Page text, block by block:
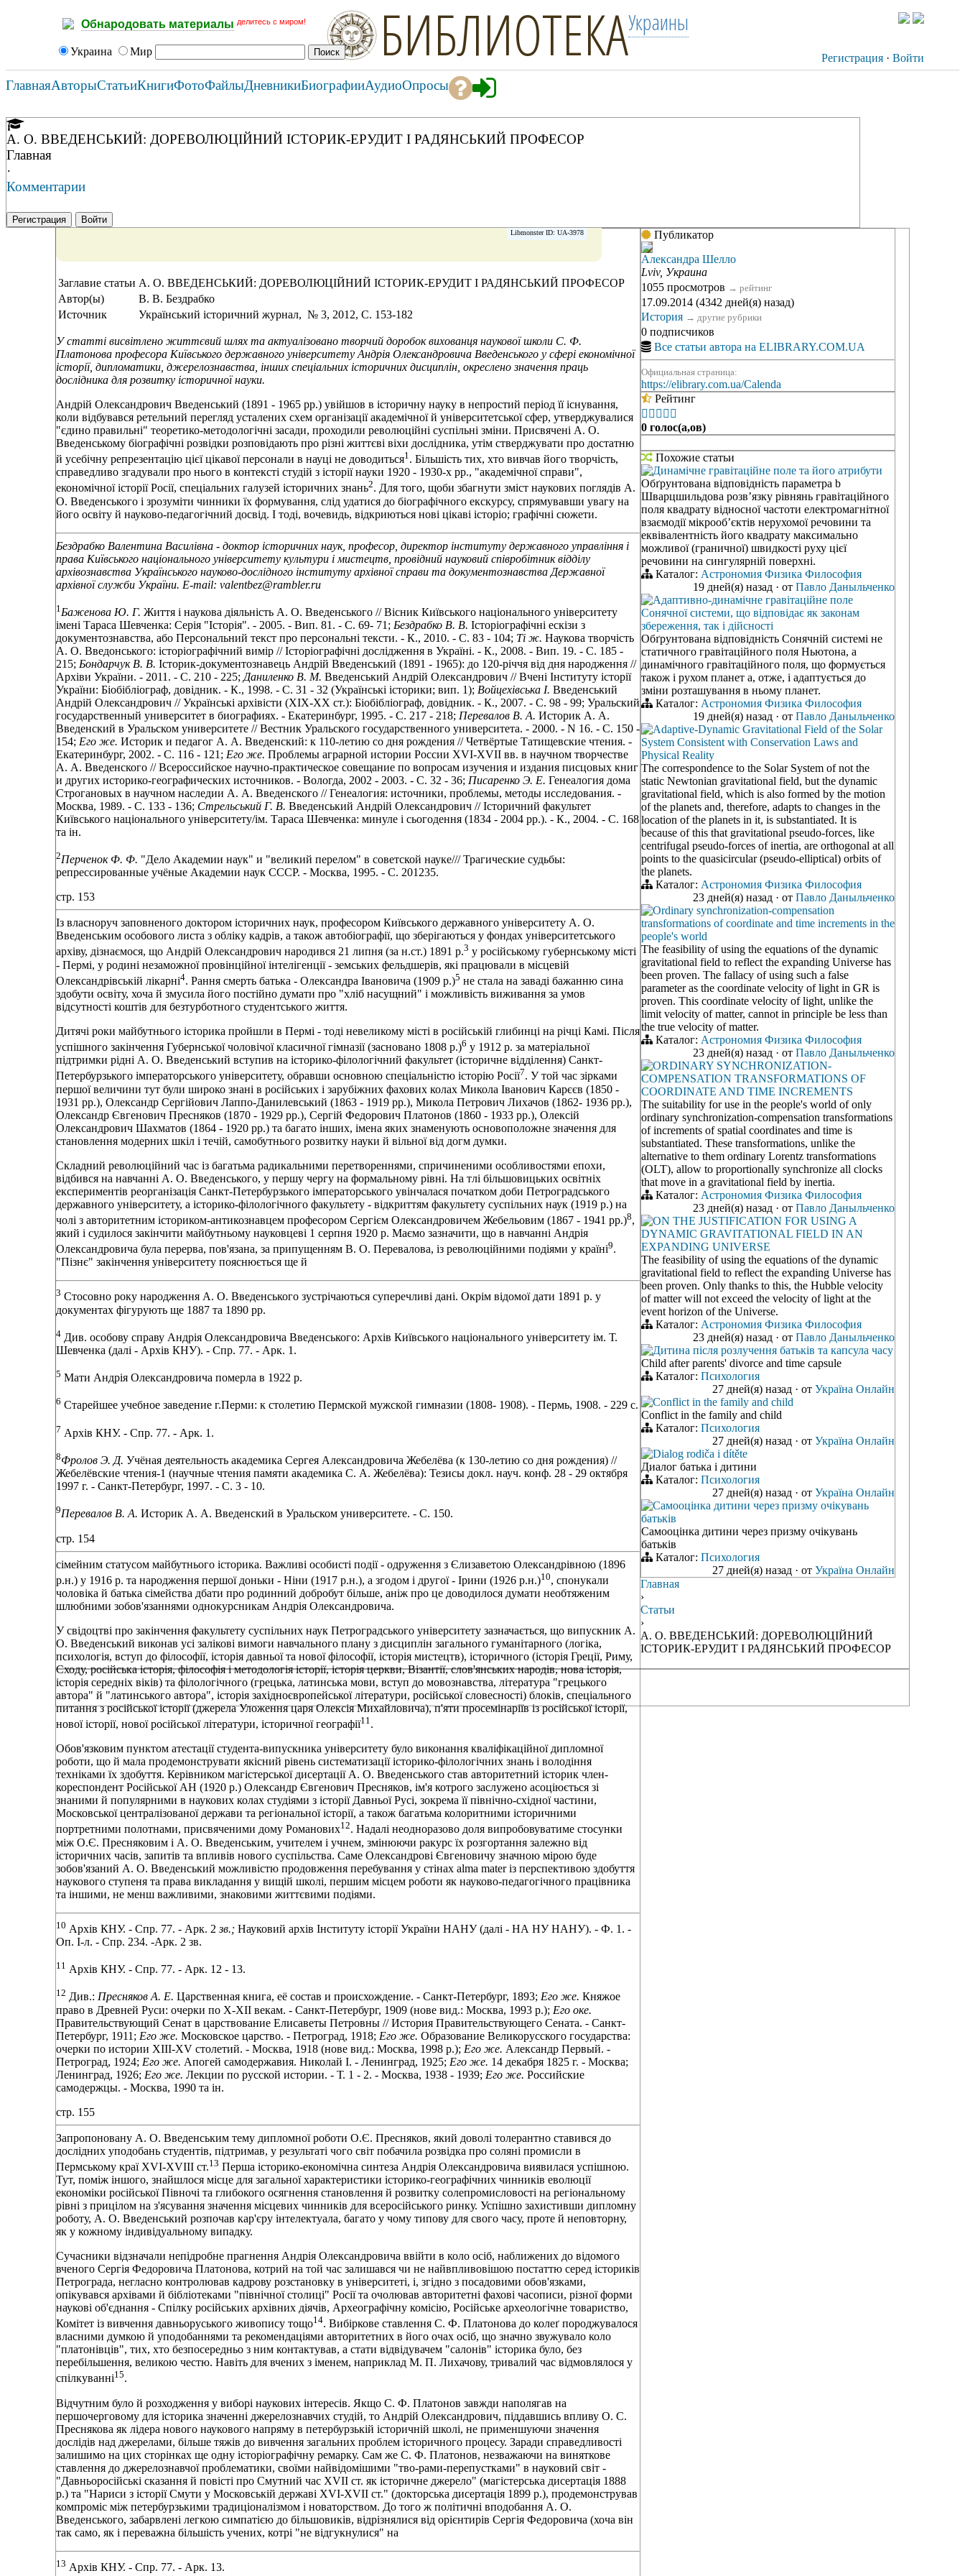
Обнародовать материалы делитесь с миром!
Украина Мир БИБЛИОТЕКАУкраины
Регистрация · Войти
ГлавнаяАвторыСтатьиКнигиФотоФайлыДневникиБиографииАудиоОпросы
А. О. ВВЕДЕНСЬКИЙ: ДОРЕВОЛЮЦІЙНИЙ ІСТОРИК-ЕРУДИТ І РАДЯНСЬКИЙ ПРОФЕСОР
Главная
·
Комментарии
Регистрация Войти
Libmonster ID: UA-3978
Заглавие статьи А. О. ВВЕДЕНСЬКИЙ: ДОРЕВОЛЮЦІЙНИЙ ІСТОРИК-ЕРУДИТ І РАДЯНСЬКИЙ ПРОФЕСОР
Автор(ы)
В. В. Бездрабко
Источник
Український історичний журнал, № 3, 2012, C. 153-182
У статті висвітлено життєвий шлях та актуалізовано творчий доробок вихованця наукової школи С. Ф.
Платонова професора Київського державного університету Андрія Олександровича Введенського у сфері економічної
історії, дипломатики, джерелознавства, інших спеціальних історичних дисциплін, окреслено значення праць
дослідника для розвитку історичної науки.
Андрій Олександрович Введенський (1891 - 1965 рр.) увійшов в історичну науку в непростий період її існування,
коли відбувався ретельний перегляд усталених схем організації академічної й університетської сфер, утверджувалися
"єдино правильні" теоретико-методологічні засади, проходили революційні суспільні зміни. Присвячені А. О.
Введенському біографічні розвідки розповідають про різні життєві віхи дослідника, утім стверджувати про достатню
й усебічну репрезентацію цієї цікавої персонали в науці не доводиться1. Більшість тих, хто вивчав його творчість,
справедливо згадували про нього в контексті студій з історії науки 1920 - 1930-х рр., "академічної справи",
економічної історії Росії, спеціальних галузей історичних знань2. Для того, щоби збагнути зміст наукових поглядів А.
О. Введенського і зрозуміти чинники їх формування, слід удатися до біографічного екскурсу, спрямувавши увагу на
його освіту й науково-педагогічний досвід. І тоді, вочевидь, відкриються нові цікаві історіо; графічні сюжети.
Бездрабко Валентина Василівна - доктор історичних наук, професор, директор інституту державного управління і
права Київського національного університету культури і мистецтв, провідний науковий співробітник відділу
архівознавства Українського науково-дослідного інституту архівної справи та документознавства Державної
архівної служби України. E-mail: valentbez@rambler.ru
1 Баженова Ю. Г. Життя і наукова діяльність А. О. Введенського // Вісник Київського національного університету
імені Тараса Шевченка: Серія "Історія". - 2005. - Вип. 81. - С. 69- 71; Бездрабко В. В. Історіографічні ескізи з
документознавства, або Персональний текст про персональні тексти. - К., 2010. - С. 83 - 104; Ті ж. Наукова творчість
А. О. Введонського: історіографічний вимір // Історіографічні дослідження в Україні. - К., 2008. - Вип. 19. - С. 185 -
215; Бондарчук В. В. Історик-документознавець Андрій Введенський (1891 - 1965): до 120-річчя від дня народження //
Архіви України. - 2011. - С. 210 - 225; Даниленко В. М. Введенський Андрій Олександрович // Вчені Інституту історії
України: Біобібліограф, довідник. - К., 1998. - С. 31 - 32 (Українські історики; вип. 1); Войцехівська І. Введенський
Андрій Олександрович // Українські архівісти (ХІХ-ХХ ст.): Біобібліограф, довідник. - К., 2007. - С. 98 - 99; Уральский
государственный университет в биографиях. - Екатеринбург, 1995. - С. 217 - 218; Перевалов В. А. Историк А. А.
Введенский в Уральском университете // Вестник Уральского государственного университета. - 2000. - N 16. - С. 150 -
154; Его же. Историк и педагог А. А. Введенский: к 110-летию со дня рождения // Четвёртые Татищевские чтения. -
Екатеринбург, 2002. - С. 116 - 121; Его же. Проблемы аграрной истории России XVI-XVII вв. в научном творчестве
А. А. Введенского // Всероссийское научно-практическое совещание по вопросам изучения и издания писцовых книг
и других историко-географических источников. - Вологда, 2002 - 2003. - С. 32 - 36; Писаренко Э. Е. Генеалогия дома
Строгановых в научном наследии А. А. Введенского // Генеалогия: источники, проблемы, методы исследования. -
Москва, 1989. - С. 133 - 136; Стрельський Г. В. Введенський Андрій Олександрович // Історичний факультет
Київського національного університету/ім. Тараса Шевченка: минуле і сьогодення (1834 - 2004 рр.). - К., 2004. - С. 168
та ін.
2Перченок Ф. Ф. "Дело Академии наук" и "великий перелом" в советской науке/// Трагические судьбы:
репрессированные учёные Академии наук СССР. - Москва, 1995. - С. 201235.
стр. 153
Із власноруч заповненого доктором історичних наук, професором Київського державного університету А. О.
Введенським особового листа з обліку кадрів, а також автобіографії, що зберігаються у фондах університетського
архіву, дізнаємося, що Андрій Олександрович народився 21 липня (за н.ст.) 1891 р.3 у російському губернському місті
- Пермі, у родині незаможної провінційної інтелігенції - земських фельдшерів, які працювали в місцевій
Олександрівській лікарні4. Рання смерть батька - Олександра Івановича (1909 р.)5 не стала на заваді бажанню сина
здобути освіту, хоча й змусила його постійно думати про "хліб насущний" і можливість виживання за умов
відсутності коштів для безтурботного студентського життя.
Дитячі роки майбутнього історика пройшли в Пермі - тоді невеликому місті в російській глибинці на річці Камі. Після
успішного закінчення Губернської чоловічої класичної гімназії (засновано 1808 р.)6 у 1912 р. за матеріальної
підтримки рідні А. О. Введенський вступив на історико-філологічний факультет (історичне відділення) Санкт-
Петербурзького імператорського університету, обравши основною спеціальністю історію Росії7. У той час зірками
першої величини тут були широко знані в російських і зарубіжних фахових колах Микола Іванович Карєєв (1850 -
1931 рр.), Олександр Сергійович Лаппо-Данилевський (1863 - 1919 рр.), Микола Петрович Лихачов (1862- 1936 рр.),
Олександр Євгенович Пресняков (1870 - 1929 рр.), Сергій Федорович Платонов (1860 - 1933 рр.), Олексій
Олександрович Шахматов (1864 - 1920 рр.) та багато інших, імена яких знаменують основоположне значення для
становлення модерних шкіл і течій, самобутнього розвитку науки й вільної від догм думки.
Складний революційний час із багатьма радикальними перетвореннями, спричиненими особливостями епохи,
відбився на навчанні А. О. Введенського, у першу чергу на формальному рівні. На тлі більшовицьких освітніх
експериментів реорганізація Санкт-Петербурзького імператорського увінчалася початком доби Петроградського
державного університету, а історико-філологічного факультету - відкриттям факультету суспільних наук (1919 р.) на
чолі з авторитетним істориком-антикознавцем професором Сергієм Олександровичем Жебельовим (1867 - 1941 рр.)8,
який і судилося закінчити майбутньому науковцеві 1 серпня 1920 р. Маємо зазначити, що в навчанні Андрія
Олександровича була перерва, пов'язана, за припущенням В. О. Перевалова, із революційними подіями у країні9.
"Пізнє" закінчення університету пояснюється ще й
3 Стосовно року народження А. О. Введенського зустрічаються суперечливі дані. Окрім відомої дати 1891 р. у
документах фігурують ще 1887 та 1890 рр.
4 Див. особову справу Андрія Олександровича Введенського: Архів Київського національного університету ім. Т.
Шевченка (далі - Архів КНУ). - Спр. 77. - Арк. 1.
5 Мати Андрія Олександровича померла в 1922 р.
6 Старейшее учебное заведение г.Перми: к столетию Пермской мужской гимназии (1808- 1908). - Пермь, 1908. - 229 с.
7 Архів КНУ. - Спр. 77. - Арк. 1.
8Фролов Э. Д. Учёная деятельность академика Сергея Александровича Жебелёва (к 130-летию со дня рождения) //
Жебелёвские чтения-1 (научные чтения памяти академика С. А. Жебелёва): Тезисы докл. науч. конф. 28 - 29 октября
1997 г. - Санкт-Петербург, 1997. - С. 3 - 10.
9Перевалов В. А. Историк А. А. Введенский в Уральском университете. - С. 150.
стр. 154
сімейним статусом майбутнього історика. Важливі особисті події - одруження з Єлизаветою Олександрівною (1896
р.н.) у 1916 р. та народження першої доньки - Ніни (1917 р.н.), а згодом і другої - Ірини (1926 р.н.)10, спонукали
чоловіка й батька сімейства дбати про родинний добробут більше, аніж про це доводилося думати необтяженим
шлюбними зобов'язаннями однокурсникам Андрія Олександровича.
У свідоцтві про закінчення факультету суспільних наук Петроградського університету зазначається, що випускник А.
О. Введенський виконав усі залікові вимоги навчального плану з дисциплін загального гуманітарного (логіка,
психологія, вступ до філософії, історія давньої та нової філософії, історія мистецтв), історичного (історія Греції, Риму,
Сходу, російська історія, філософія і методологія історії, історія церкви, Візантії, слов'янських народів, нова історія,
історія середніх віків) та філологічного (грецька, латинська мови, вступ до мовознавства, література "грецького
автора" й "латинського автора", історія західноєвропейської літератури, російської словесності) блоків, спеціального
питання з російської історії (джерела Уложення царя Олексія Михайловича), п'яти просемінаріїв із російської історії,
нової історії, нової російської літератури, історичної географії11 .
Обов'язковим пунктом атестації студента-випускника університету було виконання кваліфікаційної дипломної
роботи, що й мала продемонструвати якісний рівень систематизації історико-філологічних знань і володіння
техніками їх здобуття. Керівником магістерської дисертації А. О. Введенського став авторитетний історик член-
кореспондент Російської АН (1920 p.) Олександр Євгенович Пресняков, ім'я котрого заслужено асоціюється зі
знаними й популярними в наукових колах студіями з історії Давньої Русі, зокрема її північно-східної частини,
Московської централізованої держави та регіональної історії, а також багатьма колоритними історичними
портретними полотнами, присвяченими дому Романових12. Надалі неодноразово доля випробовуватиме стосунки
між О.Є. Пресняковим і А. О. Введенським, учителем і учнем, змінюючи ракурс їх розгортання залежно від
історичних часів, запитів та впливів нового суспільства. Саме Олександрові Євгеновичу значною мірою буде
зобов'язаний А. О. Введенський можливістю продовження перебування у стінах alma mater із перспективою здобуття
наукового ступеня та права викладання у вищій школі, першим місцем роботи як науково-педагогічного працівника
та іншими, не менш важливими, знаковими життєвими подіями.
10 Архів КНУ. - Спр. 77. - Арк. 2зв.; Науковий архів Інституту історії України НАНУ (далі - НА НУ НАНУ). - Ф. 1. -
Оп. І-л. - Спр. 234. -Арк. 2 зв.
11 Архів КНУ. - Спр. 77. - Арк. 12 - 13.
12 Див.: Пресняков А. Е. Царственная книга, её состав и происхождение. - Санкт-Петербург, 1893; Его же. Княжое
право в Древней Руси: очерки по Х-ХІІ векам. - Санкт-Петербург, 1909 (нове вид.: Москва, 1993 р.); Его оке.
Правительствующий Сенат в царствование Елисаветы Петровны // История Правительствующего Сената. - Санкт-
Петербург, 1911; Его же. Московское царство. - Петроград, 1918; Его же. Образование Великорусского государства:
очерки по истории XIII-XV столетий. - Москва, 1918 (нове вид.: Москва, 1998 р.); Его же. Александр Первый. -
Петроград, 1924; Его же. Апогей самодержавия. Николай I. - Ленинград, 1925; Его же. 14 декабря 1825 г. - Москва;
Ленинград, 1926; Его же. Лекции по русской истории. - Т. 1 - 2. - Москва, 1938 - 1939; Его же. Российские
самодержцы. - Москва, 1990 та ін.
стр. 155
Запропоновану А. О. Введенським тему дипломної роботи О.Є. Пресняков, який доволі толерантно ставився до
дослідних уподобань студентів, підтримав, у результаті чого світ побачила розвідка про соляні промисли в
Пермському краї XVI-XVIII ст.13 Перша історико-економічна синтеза Андрія Олександровича виявилася успішною.
Тут, поміж іншого, знайшлося місце для загальної характеристики історико-географічних чинників еволюції
економіки російської Півночі та глибокого осягнення становлення й розвитку солепромисловості на регіональному
рівні з прицілом на з'ясування значення місцевих чинників для всеросійського ринку. Успішно захистивши дипломну
роботу, А. О. Введенський розпочав кар'єру інтелектуала, багато у чому типову для свого часу, проте й неповторну,
як у кожному індивідуальному випадку.
Сучасники відзначали непідробне прагнення Андрія Олександровича ввійти в коло осіб, наближених до відомого
вченого Сергія Федоровича Платонова, котрий на той час залишався чи не найвпливовішою постаттю серед істориків
Петрограда, негласно контролював кадрову розстановку в університеті, і, згідно з посадовими обов'язками,
опікувався архівами й бібліотеками "північної столиці" Росії та очолював авторитетні фахові часописи, різної форми
наукові об'єднання - Спілку російських архівних діячів, Археографічну комісію, Російське археологічне товариство,
Комітет із вивчення давньоруського живопису тощо14. Вибіркове ставлення С. Ф. Платонова до колеґ породжувалося
власними думкою й уподобаннями та рекомендаціями авторитетних в його очах осіб, що значно звужувало коло
"платонівців", тих, хто безпосередньо з ним контактував, а стати відвідувачем "салонів" історика було, без
перебільшення, великою честю. Навіть для вчених з іменем, наприклад М. П. Лихачову, тривалий час відмовлялося у
спілкуванні15.
Відчутним було й розходження у виборі наукових інтересів. Якщо С. Ф. Платонов завжди наполягав на
першочерговому для історика значенні джерелознавчих студій, то Андрій Олександрович, піддавшись впливу О. С.
Преснякова як лідера нового наукового напряму в петербурзькій історичній школі, не применшуючи значення
дослідів над джерелами, більше тяжів до вивчення загальних проблем історичного процесу. Заради справедливості
залишимо на цих сторінках ще одну історіографічну ремарку. Сам же С. Ф. Платонов, незважаючи на виняткове
ставлення до джерелознавчої проблематики, своїми найвідомішими "тво-рами-перепустками" в науковий світ -
"Давньоросійські сказання й повісті про Смутний час XVII ст. як історичне джерело" (магістерська дисертація 1888
р.) та "Нариси з історії Смути у Московській державі XVI-XVII ст." (докторська дисертація 1899 p.), продемонстрував
компроміс між петербурзькими традиціоналізмом і новаторством. До того ж політичні вподобання А. О.
Введенського, забарвлені легкою симпатією до більшовиків, відрізнялися від орієнтирів Сергія Федоровича (хоча він
так само, як і переважна більшість учених, котрі "не відгукнулися" на
13 Архів КНУ. - Спр. 77. - Арк. 13.
Публикатор
Александра Шелло
Lviv, Украина
1055 просмотров → рейтинг
17.09.2014 (4342 дней(я) назад)
История → другие рубрики
0 подписчиков
Все статьи автора на ELIBRARY.COM.UA
Официальная страница:
https://elibrary.com.ua/Calenda
Рейтинг
    
0 голос(а,ов)
Похожие статьи
Динамічне гравітаційне поле та його атрибути
Обґрунтована відповідність параметра b
Шварцшильдова розв’язку рівнянь гравітаційного
поля квадрату відносної частоти електромагнітної
взаємодії мікрооб’єктів нерухомої речовини та
еквівалентність його квадрату максимально
можливої (граничної) швидкості руху цієї
речовини на сингулярній поверхні.
Каталог: Астрономия Физика Философия
19 дней(я) назад · от Павло Даныльченко
Адаптивно-динамічне гравітаційне поле
Сонячної системи, що відповідає як законам
збереження, так і дійсності
Обґрунтована відповідність Сонячній системі не
статичного гравітаційного поля Ньютона, а
динамічного гравітаційного поля, що формується
також і рухом планет а, отже, і адаптується до
зміни розташування в ньому планет.
Каталог: Астрономия Физика Философия
19 дней(я) назад · от Павло Даныльченко
Adaptive-Dynamic Gravitational Field of the Solar
System Consistent with Conservation Laws and
Physical Reality
The correspondence to the Solar System of not the
static Newtonian gravitational field, but the dynamic
gravitational field, which is also formed by the motion
of the planets and, therefore, adapts to changes in the
location of the planets in it, is substantiated. It is
because of this that gravitational pseudo-forces, like
centrifugal pseudo-forces of inertia, are orthogonal at all
points to the quasicircular (pseudo-elliptical) orbits of
the planets.
Каталог: Астрономия Физика Философия
23 дней(я) назад · от Павло Даныльченко
Ordinary synchronization-compensation
transformations of coordinate and time increments in the
people's world
The feasibility of using the equations of the dynamic
gravitational field to reflect the expanding Universe has
been proven. The fallacy of using such a false
parameter as the coordinate velocity of light in GR is
proven. This coordinate velocity of light, unlike the
limit velocity of matter, cannot in principle be less than
the true velocity of matter.
Каталог: Астрономия Физика Философия
23 дней(я) назад · от Павло Даныльченко
ORDINARY SYNCHRONIZATION-
COMPENSATION TRANSFORMATIONS OF
COORDINATE AND TIME INCREMENTS
The suitability for use in the people's world of only
ordinary synchronization-compensation transformations
of increments of spatial coordinates and time is
substantiated. These transformations, unlike the
alternative to them ordinary Lorentz transformations
(OLT), allow to proportionally synchronize all clocks
that move in a gravitational field by inertia.
Каталог: Астрономия Физика Философия
23 дней(я) назад · от Павло Даныльченко
ON THE JUSTIFICATION FOR USING A
DYNAMIC GRAVITATIONAL FIELD IN AN
EXPANDING UNIVERSE
The feasibility of using the equations of the dynamic
gravitational field to reflect the expanding Universe has
been proven. Only thanks to this, the Hubble velocity
of matter will not exceed the velocity of light at the
event horizon of the Universe.
Каталог: Астрономия Физика Философия
23 дней(я) назад · от Павло Даныльченко
Дитина після розлучення батьків та капсула часу
Child after parents' divorce and time capsule
Каталог: Психология
27 дней(я) назад · от Україна Онлайн
Conflict in the family and child
Conflict in the family and child
Каталог: Психология
27 дней(я) назад · от Україна Онлайн
Dialog rodiča i dítěte
Диалог батька і дитини
Каталог: Психология
27 дней(я) назад · от Україна Онлайн
Самооцінка дитини через призму очікувань
батьків
Самооцінка дитини через призму очікувань
батьків
Каталог: Психология
27 дней(я) назад · от Україна Онлайн
Главная
›
Статьи
›
А. О. ВВЕДЕНСЬКИЙ: ДОРЕВОЛЮЦІЙНИЙ
ІСТОРИК-ЕРУДИТ І РАДЯНСЬКИЙ ПРОФЕСОР